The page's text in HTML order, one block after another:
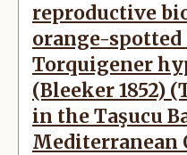
reproductive
orange-
Torquigener
(Bleeker 1852)
in the Taşucu
Mediterranean